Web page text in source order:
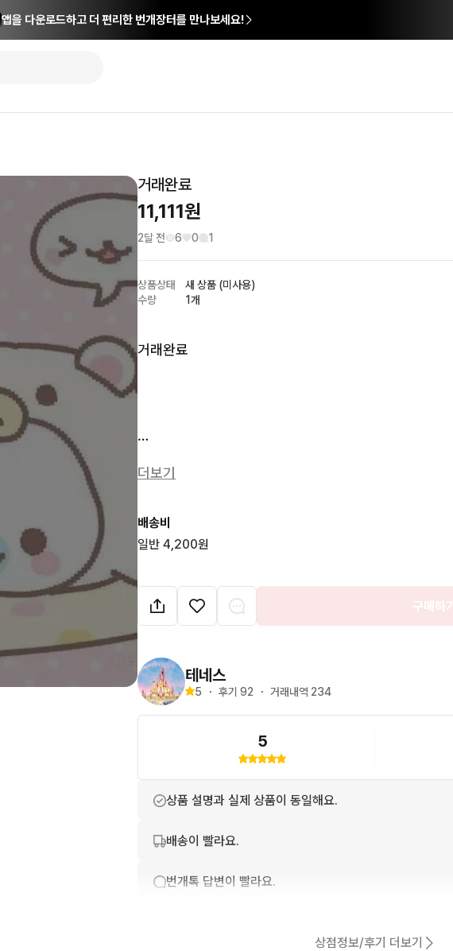
앱을 다운로드하고 더 편리한 번개장터를 만나보세요!
거래완료
11,111원
2달 전 6 0 1
상품상태
새 상품 (미사용)
수량
1개
거래완료
🤍
더보기
배송비
일반 4,200원
구매하기
테네스
5 ・ 후기 92 ・ 거래내역 234
5
상품 설명과 실제 상품이 동일해요.
배송이 빨라요.
번개톡 답변이 빨라요.
상점정보/후기 더보기